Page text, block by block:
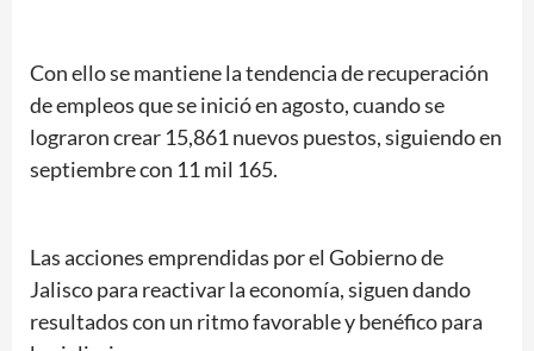
Con ello se mantiene la tendencia de recuperación
de empleos que se inició en agosto, cuando se
lograron crear 15,861 nuevos puestos, siguiendo en
septiembre con 11 mil 165.
Las acciones emprendidas por el Gobierno de
Jalisco para reactivar la economía, siguen dando
resultados con un ritmo favorable y benéfico para